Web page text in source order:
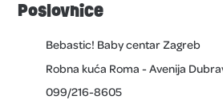
Poslovnice
Bebastic! Baby centar Zagreb
Robna kuća Roma - Avenija
099/216-8605